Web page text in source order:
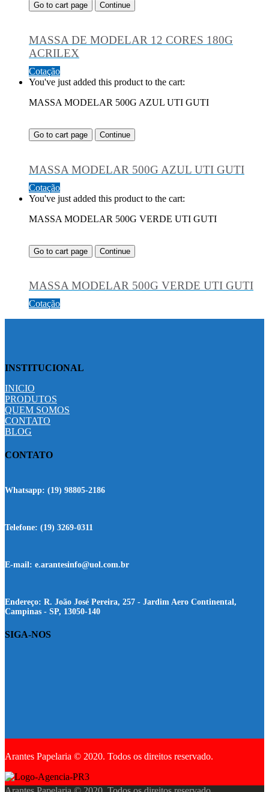
Go to cart page Continue
MASSA DE MODELAR 12 CORES 180G
ACRILEX
Cotação
You've just added this product to the cart:
MASSA MODELAR 500G AZUL UTI GUTI
Go to cart page Continue
MASSA MODELAR 500G AZUL UTI GUTI
Cotação
You've just added this product to the cart:
MASSA MODELAR 500G VERDE UTI GUTI
Go to cart page Continue
MASSA MODELAR 500G VERDE UTI GUTI
Cotação
INSTITUCIONAL
INICIO
PRODUTOS
QUEM SOMOS
CONTATO
BLOG
CONTATO
Whatsapp: (19) 98805-2186
Telefone: (19) 3269-0311
E-mail: e.arantesinfo@uol.com.br
Endereço: R. João José Pereira, 257 - Jardim Aero Continental,
Campinas - SP, 13050-140
SIGA-NOS
Arantes Papelaria © 2020. Todos os direitos reservado.